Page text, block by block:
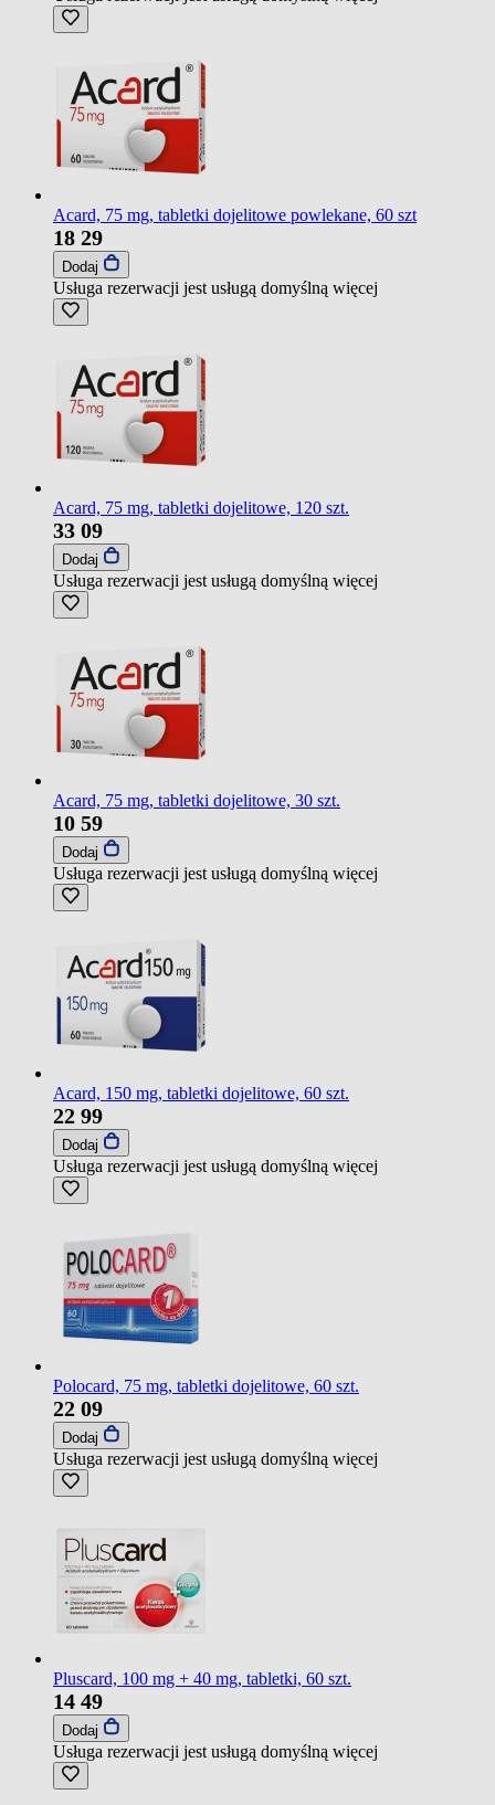
Acard, 75 mg, tabletki dojelitowe powlekane, 60 szt
18 29
Dodaj
Usługa rezerwacji jest usługą domyślną więcej
Acard, 75 mg, tabletki dojelitowe, 120 szt.
33 09
Dodaj
Usługa rezerwacji jest usługą domyślną więcej
Acard, 75 mg, tabletki dojelitowe, 30 szt.
10 59
Dodaj
Usługa rezerwacji jest usługą domyślną więcej
Acard, 150 mg, tabletki dojelitowe, 60 szt.
22 99
Dodaj
Usługa rezerwacji jest usługą domyślną więcej
Polocard, 75 mg, tabletki dojelitowe, 60 szt.
22 09
Dodaj
Usługa rezerwacji jest usługą domyślną więcej
Pluscard, 100 mg + 40 mg, tabletki, 60 szt.
14 49
Dodaj
Usługa rezerwacji jest usługą domyślną więcej